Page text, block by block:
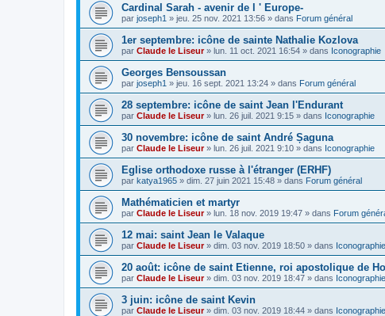
Cardinal Sarah - avenir de l ' Europe-
par joseph1 » jeu. 25 nov. 2021 13:56 » dans Forum général
1er septembre: icône de sainte Nathalie Kozlova
par Claude le Liseur» lun. 11 oct. 2021 16:54 » dans Iconographie
Georges Bensoussan
par joseph1 » jeu. 16 sept. 2021 13:24 » dans Forum général
28 septembre: icône de saint Jean l'Endurant
par Claude le Liseur» lun. 26 juil. 2021 9:15 » dans Iconographie
30 novembre: icône de saint André Șaguna
par Claude le Liseur» lun. 26 juil. 2021 9:10 » dans Iconographie
Eglise orthodoxe russe à l'étranger (ERHF)
par katya1965 » dim. 27 juin 2021 15:48 » dans Forum général
Mathématicien et martyr
par Claude le Liseur» lun. 18 nov. 2019 19:47 » dans Forum
12 mai: saint Jean le Valaque
par Claude le Liseur» dim. 03 nov. 2019 18:50 » dans Iconographie
20 août: icône de saint Etienne, roi apostolique de
par Claude le Liseur» dim. 03 nov. 2019 18:47 » dans Iconographie
3 juin: icône de saint Kevin
par Claude le Liseur» dim. 03 nov. 2019 18:44 » dans Iconographie